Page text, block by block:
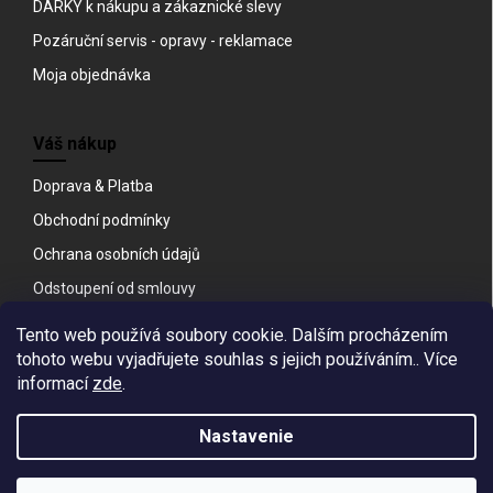
Tento web používá soubory cookie. Dalším procházením
tohoto webu vyjadřujete souhlas s jejich používáním.. Více
informací zde.
Nastavenie
DÁRKY k nákupu a zákaznické slevy
Pozáruční servis - opravy - reklamace
Moja objednávka
Váš nákup
Doprava & Platba
Obchodní podmínky
Ochrana osobních údajů
Odstoupení od smlouvy
Facebook